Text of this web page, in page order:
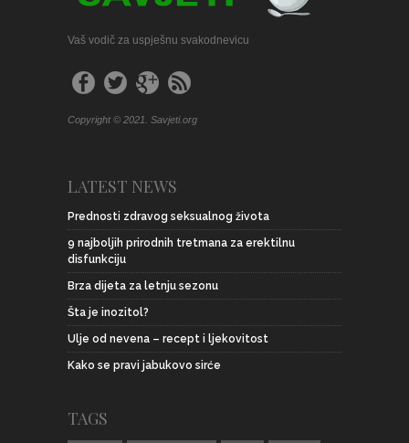
Vaš vodič za uspješnu svakodnevicu
Copyright © 2021. Savjeti.org
LATEST NEWS
Prednosti zdravog seksualnog života
9 najboljih prirodnih tretmana za erektilnu
disfunkciju
Brza dijeta za letnju sezonu
Šta je inozitol?
Ulje od nevena – recept i ljekovitost
Kako se pravi jabukovo sirće
TAGS